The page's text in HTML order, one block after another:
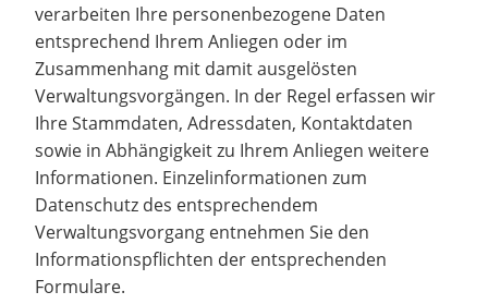
verarbeiten Ihre personenbezogene Daten
entsprechend Ihrem Anliegen oder im
Zusammenhang mit damit ausgelösten
Verwaltungsvorgängen. In der Regel erfassen wir
Ihre Stammdaten, Adressdaten, Kontaktdaten
sowie in Abhängigkeit zu Ihrem Anliegen weitere
Informationen. Einzelinformationen zum
Datenschutz des entsprechendem
Verwaltungsvorgang entnehmen Sie den
Informationspflichten der entsprechenden
Formulare.